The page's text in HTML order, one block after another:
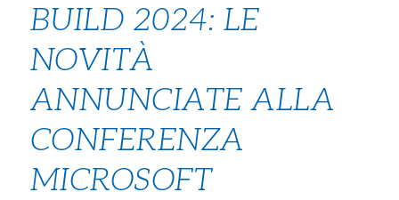
BUILD 2024: LE
NOVITÀ
ANNUNCIATE ALLA
CONFERENZA
MICROSOFT